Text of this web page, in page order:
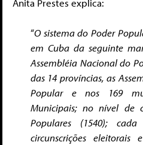
Anita Prestes explica:
“O sistema do Poder
em Cuba da seguinte
Assembléia Nacional do
das 14 províncias, as
Popular e nos 169
Municipais; no nível de
Populares (1540);
circunscrições